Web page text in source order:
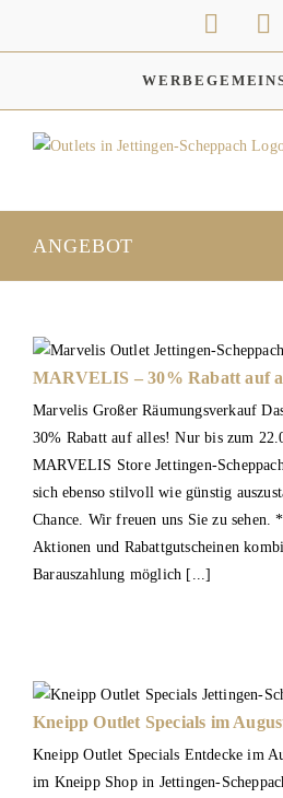
ANGEBOT
MARVELIS – 30% Rabatt auf
Marvelis Großer Räumungsverkauf
30% Rabatt auf alles! Nur bis zum
MARVELIS Store Jettingen-
sich ebenso stilvoll wie günstig
Chance. Wir freuen uns Sie zu sehen.
Aktionen und Rabattgutscheinen
Barauszahlung möglich [...]
Kneipp Outlet Specials im
Kneipp Outlet Specials Entdecke im
im Kneipp Shop in Jettingen-